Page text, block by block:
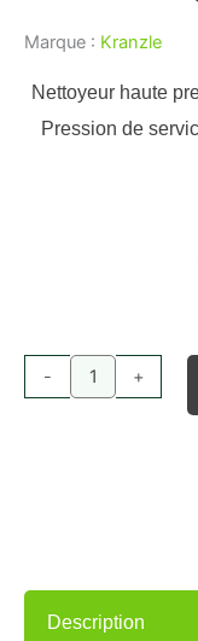
Marque : Kranzle
Nettoyeur haute
Pression de
-
Nettoyeur
haute
+
Description